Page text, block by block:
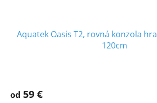
Aquatek Oasis T2, rovná konzola
120cm
od 59 €